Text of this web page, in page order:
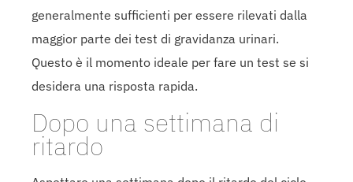
generalmente sufficienti per essere rilevati dalla
maggior parte dei test di gravidanza urinari.
Questo è il momento ideale per fare un test se si
desidera una risposta rapida.
Dopo una settimana di
ritardo